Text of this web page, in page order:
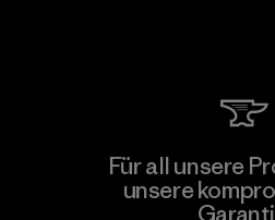
Für all unsere
unsere